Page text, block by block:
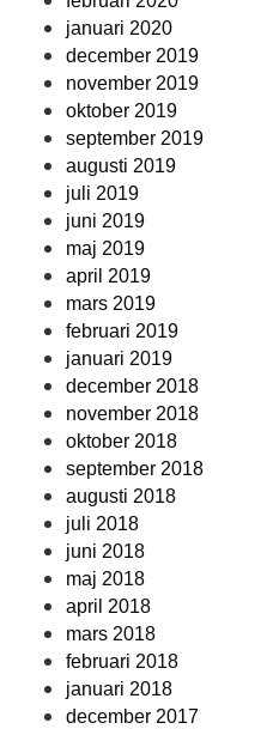
januari 2020
december 2019
november 2019
oktober 2019
september 2019
augusti 2019
juli 2019
juni 2019
maj 2019
april 2019
mars 2019
februari 2019
januari 2019
december 2018
november 2018
oktober 2018
september 2018
augusti 2018
juli 2018
juni 2018
maj 2018
april 2018
mars 2018
februari 2018
januari 2018
december 2017